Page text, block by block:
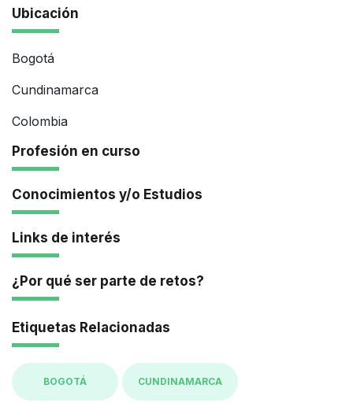
Ubicación
Bogotá
Cundinamarca
Colombia
Profesión en curso
Conocimientos y/o Estudios
Links de interés
¿Por qué ser parte de retos?
Etiquetas Relacionadas
BOGOTÁ CUNDINAMARCA